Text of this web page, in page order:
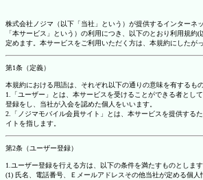
株式会社ノジマ（以下「当社」という）が提供するインターネ
「本サービス」という）の利用につき、以下のとおり利用規約
定めます。本サービスをご利用いただく方は、本規約にしたが
第1条（定義）
本規約における用語は、それぞれ以下の通りの意味を有するもの
1.「ユーザー」とは、本サービスを受けることができる者とし
登録をし、当社が入会を認めた個人をいいます。
2.「ノジマモバイル会員サイト」とは、本サービスを提供する
イトを指します。
第2条（ユーザー登録）
1.ユーザー登録を行える方は、以下の条件を満たすものとします
(1) 氏名、電話番号、Ｅメールアドレスその他当社が定める個人